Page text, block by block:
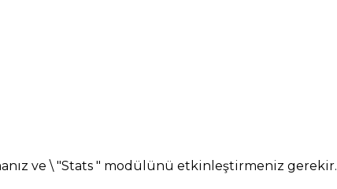
ve \ "Stats " modülünü etkinleştirmeniz gerekir.